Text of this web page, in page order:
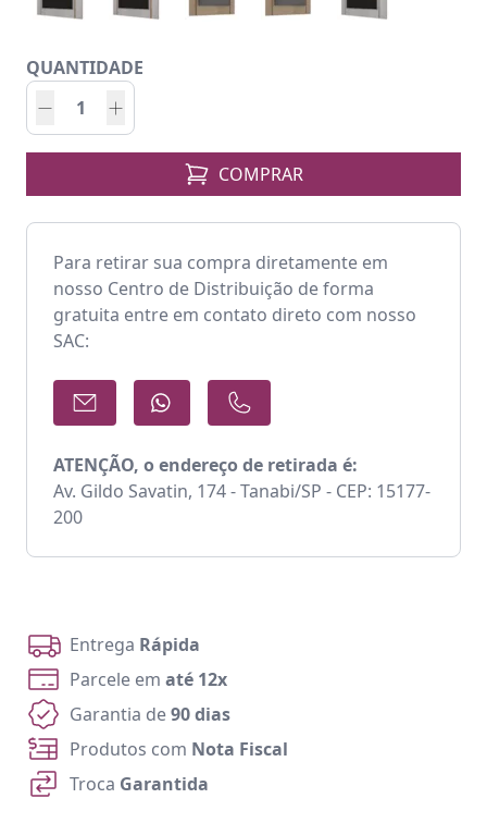
QUANTIDADE
COMPRAR
Para retirar sua compra diretamente em
nosso Centro de Distribuição de forma
gratuita entre em contato direto com nosso
SAC:
ATENÇÃO, o endereço de retirada é:
Av. Gildo Savatin, 174 - Tanabi/SP - CEP: 15177-
200
Entrega Rápida
Parcele em até 12x
Garantia de90 dias
Produtos com Nota Fiscal
Troca Garantida